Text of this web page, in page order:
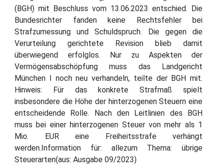
(BGH) mit Beschluss vom 13.06.2023 entschied. Die
Bundesrichter fanden keine Rechtsfehler bei
Strafzumessung und Schuldspruch. Die gegen die
Verurteilung gerichtete Revision blieb damit
überwiegend erfolglos. Nur zu Aspekten der
Vermögensabschöpfung muss das Landgericht
München I noch neu verhandeln, teilte der BGH mit.
Hinweis: Für das konkrete Strafmaß spielt
insbesondere die Höhe der hinterzogenen Steuern eine
entscheidende Rolle. Nach den Leitlinien des BGH
muss bei einer hinterzogenen Steuer von mehr als 1
Mio. EUR eine Freiheitsstrafe verhängt
werden.Information für: allezum Thema: übrige
Steuerarten(aus: Ausgabe 09/2023)